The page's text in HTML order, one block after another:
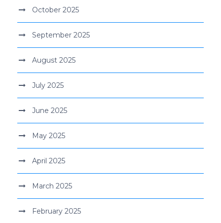
October 2025
September 2025
August 2025
July 2025
June 2025
May 2025
April 2025
March 2025
February 2025